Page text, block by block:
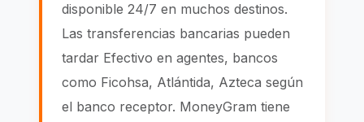
disponible 24/7 en muchos destinos.
Las transferencias bancarias pueden
tardar Efectivo en agentes, bancos
como Ficohsa, Atlántida, Azteca según
el banco receptor. MoneyGram tiene